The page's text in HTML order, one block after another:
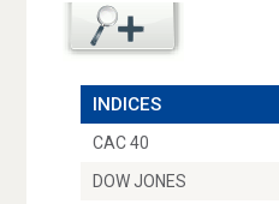
INDICES
CAC 40
DOW JONES